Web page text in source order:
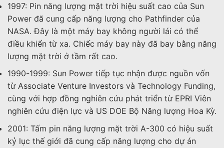
1997: Pin năng lượng mặt trời hiệu suất cao của Sun
Power đã cung cấp năng lượng cho Pathfinder của
NASA. Đây là một máy bay không người lái có thể
điều khiển từ xa. Chiếc máy bay này đã bay bằng năng
lượng mặt trời ở tầm rất cao.
1990-1999: Sun Power tiếp tục nhận được nguồn vốn
từ Associate Venture Investors và Technology Funding,
cùng với hợp đồng nghiên cứu phát triển từ EPRI Viên
nghiên cứu điện lực và US DOE Bộ Năng lượng Hoa Kỳ.
2001: Tấm pin năng lượng mặt trời A-300 có hiệu suất
kỷ lục thế giới đã cung cấp năng lượng cho dự án